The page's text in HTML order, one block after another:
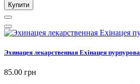
Купити
Эхинацея лекарственная Ехiнацея пурпурова
85.00 грн